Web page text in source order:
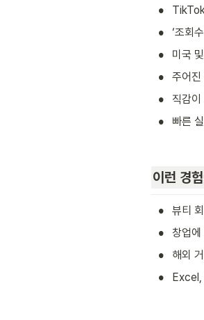
•
• ‘조회
• 미국
• 주어진
• 직감
• 빠른
이런 경
• 뷰티
• 창업에
• 해외
• Excel,